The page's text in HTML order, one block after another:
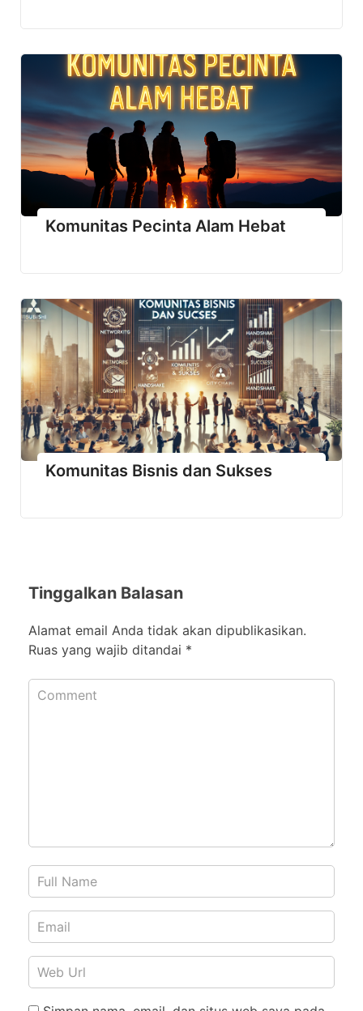
Komunitas Pecinta Alam Hebat
Komunitas Bisnis dan Sukses
Tinggalkan Balasan
Alamat email Anda tidak akan dipublikasikan.
Ruas yang wajib ditandai *